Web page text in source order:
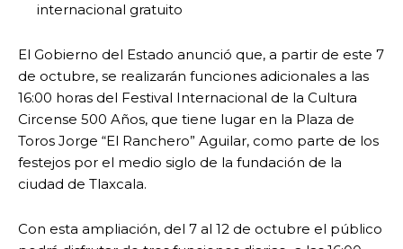
internacional gratuito
El Gobierno del Estado anunció que, a partir de este 7
de octubre, se realizarán funciones adicionales a las
16:00 horas del Festival Internacional de la Cultura
Circense 500 Años, que tiene lugar en la Plaza de
Toros Jorge “El Ranchero” Aguilar, como parte de los
festejos por el medio siglo de la fundación de la
ciudad de Tlaxcala.
Con esta ampliación, del 7 al 12 de octubre el público